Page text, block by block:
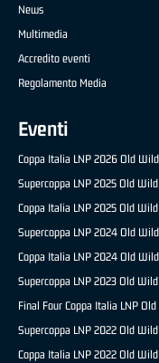
News
Multimedia
Accredito eventi
Regolamento Media
Eventi
Coppa Italia LNP 2026 Old
Supercoppa LNP 2025 Old
Coppa Italia LNP 2025 Old
Supercoppa LNP 2024 Old
Coppa Italia LNP 2024 Old
Supercoppa LNP 2023 Old
Final Four Coppa Italia LNP
Supercoppa LNP 2022 Old
Coppa Italia LNP 2022 Old